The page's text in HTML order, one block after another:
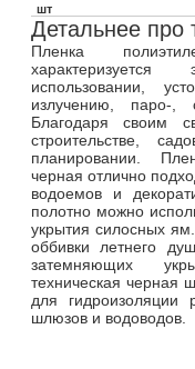
шт
Детальнее про
Пленка
использовании,
излучению, паро-,
Благодаря своим
строительстве,
планировании.
черная отлично
водоемов и
полотно можно
укрытия силосных
оббивки летнего
затемняющих
техническая черная
для гидроизоляции
шлюзов и водоводов.